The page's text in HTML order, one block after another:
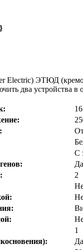
Electric) ЭТЮД
два
16
С
Да
2
1
Да